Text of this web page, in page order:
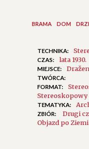
BRAMA DOM
TECHNIKA:
CZAS: lata 1930.
MIEJSCE:
TWÓRCA:
FORMAT:
Stereoskopowy
TEMATYKA:
ZBIÓR: Drugi
Objazd po